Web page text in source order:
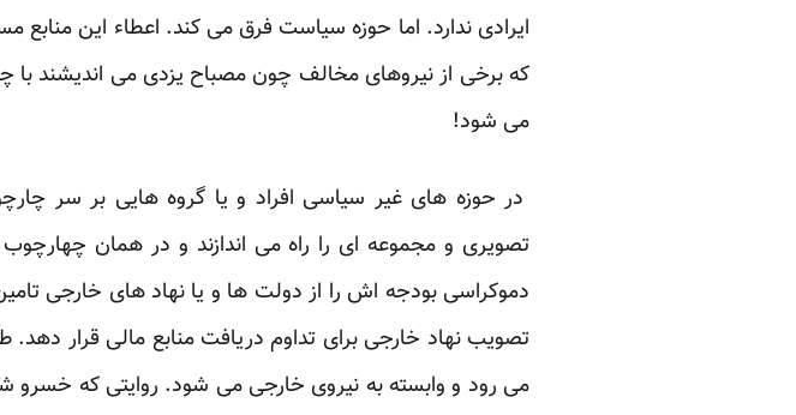
ایرادی ندارد. اما حوزه سیاست فرق می کند. اعطاء این
که برخی از نیروهای مخالف چون مصباح یزدی می اندیشند با
می شود!
در حوزه های غیر سیاسی افراد و یا گروه هایی بر سر
تصویری و مجموعه ای را راه می اندازند و در همان
دموکراسی بودجه اش را از دولت ها و یا نهاد های خارجی
تصویب نهاد خارجی برای تداوم دریافت منابع مالی قرار
می رود و وابسته به نیروی خارجی می شود. روایتی که خسرو